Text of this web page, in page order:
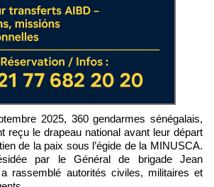
reçu le drapeau national avant leur départ
de la paix sous l’égide de la MINUSCA.
par le Général de brigade Jean
rassemblé autorités civiles, militaires et